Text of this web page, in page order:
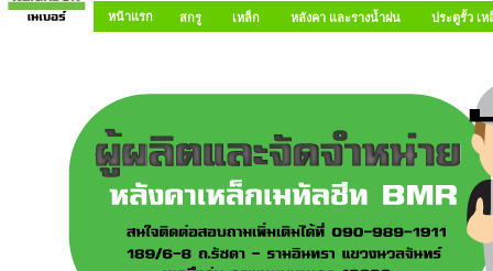
หน้าแรก สกรู เหล็ก หลังคา และรางน้ำฝน ประตูรั้ว เ